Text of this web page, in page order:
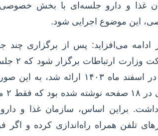
غذا و دارو جلسه‌ای با بخش
این موضوع اجرایی شود.
ادامه می‌افزاید: پس از برگزاری چند
آن‌چه در اسفند ماه ۱۴۰۳
براین اساس، سازمان غذا و
تلفن همراه راه‌اندازی کرده و